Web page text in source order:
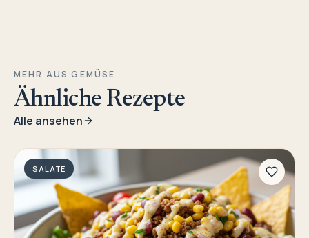
MEHR AUS GEMÜSE
Ähnliche Rezepte
Alle ansehen
SALATE